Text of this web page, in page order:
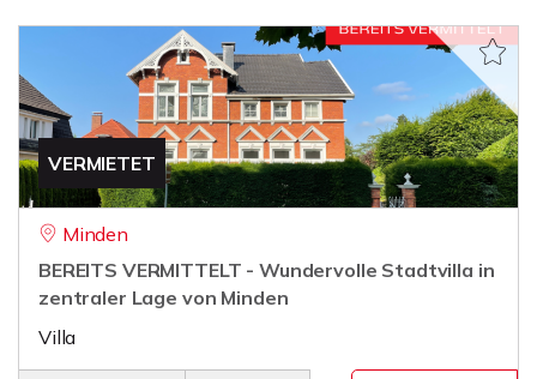
VERMIETET
Minden
BEREITS VERMITTELT - Wundervolle Stadtvilla in
zentraler Lage von Minden
Villa